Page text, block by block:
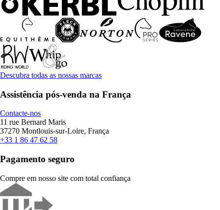
Descubra todas as nossas marcas
Assistência pós-venda na França
Contacte-nos
11 rue Bernard Maris
37270 Montlouis-sur-Loire, França
+33 1 86 47 62 58
Pagamento seguro
Compre em nosso site com total confiança